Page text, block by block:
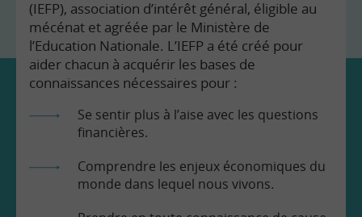
(IEFP), association d’intérêt général, éligible au
mécénat et agréée par le Ministère de
l’Education Nationale. L’IEFP a été créé pour
aider chacun à acquérir les bases de
connaissances nécessaires pour :
Se sentir plus à l’aise avec les questions
financières.
Comprendre les enjeux économiques du
monde dans lequel nous vivons.